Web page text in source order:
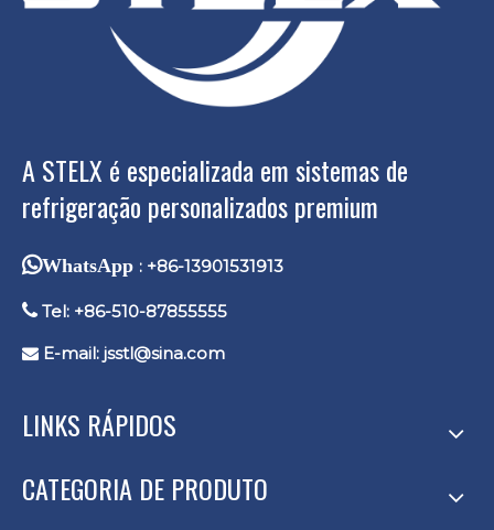
A STELX é especializada em sistemas de
refrigeração personalizados premium
WhatsApp : +86-13901531913
 Tel: +86-510-87855555
 E-mail: jsstl@sina.com
LINKS RÁPIDOS
CATEGORIA DE PRODUTO